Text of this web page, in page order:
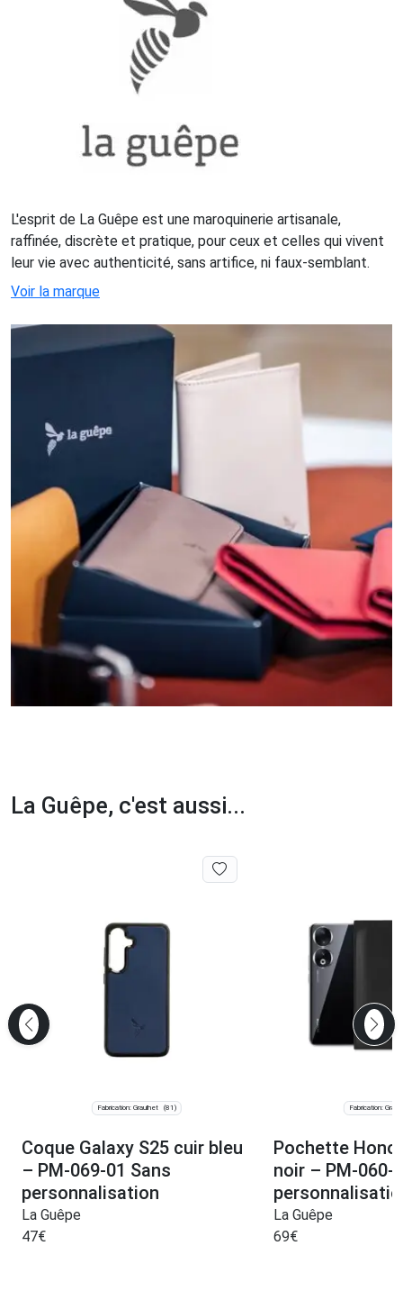
L'esprit de La Guêpe est une maroquinerie artisanale,
raffinée, discrète et pratique, pour ceux et celles qui vivent
leur vie avec authenticité, sans artifice, ni faux-semblant.
Voir la marque
La Guêpe, c'est aussi...
Fabrication: Graulhet (81)
Coque Galaxy S25 cuir bleu
– PM-069-01 Sans
personnalisation
La Guêpe
47€
Fabrication:
Pochette
noir – PM-060-
La Guêpe
69€